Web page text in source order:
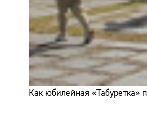
Как юбилейная «Табуретка»